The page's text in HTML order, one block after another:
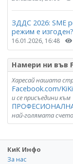
ЗДДС 2026: SME
режим е изгоден?
16.01.2026, 16:48
Намери ни във
Харесай нашата
Facebook.com/
и се присъедини към
най-голямата
КиК Инфо
За нас